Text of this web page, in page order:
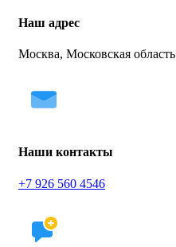
Наш адрес
Москва, Московская область
Наши контакты
+7 926 560 4546